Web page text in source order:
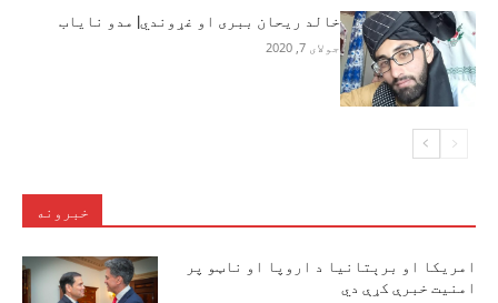
خالد ریحان ببری او غړوندي| مدو نایاب
جولای 7, 2020
خبرونه
امریکا او برېتانیا د اروپا او ناټو پر
امنیت خبرې کړې دي